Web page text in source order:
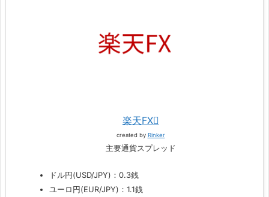
楽天FX
created by Rinker
主要通貨スプレッド
ドル円(USD/JPY)：0.3銭
ユーロ円(EUR/JPY)：1.1銭